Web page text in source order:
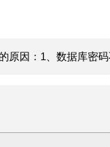
原因：1、数据库密码